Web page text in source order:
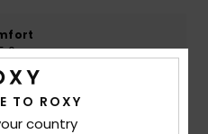
Verhältnis
TO ROXY
country